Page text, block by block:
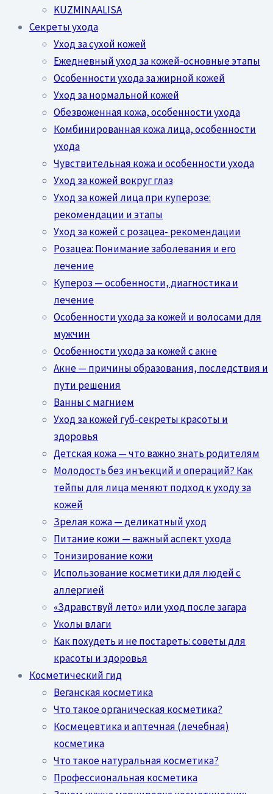
KUZMINAALISA
Секреты ухода
Уход за сухой кожей
Ежедневный уход за кожей-основные этапы
Особенности ухода за жирной кожей
Уход за нормальной кожей
Обезвоженная кожа, особенности ухода
Комбинированная кожа лица, особенности
ухода
Чувствительная кожа и особенности ухода
Уход за кожей вокруг глаз
Уход за кожей лица при куперозе:
рекомендации и этапы
Уход за кожей с розацеа- рекомендации
Розацеа: Понимание заболевания и его
лечение
Купероз — особенности, диагностика и
лечение
Особенности ухода за кожей и волосами для
мужчин
Особенности ухода за кожей с акне
Акне — причины образования, последствия и
пути решения
Ванны с магнием
Уход за кожей губ-секреты красоты и
здоровья
Детская кожа — что важно знать родителям
Молодость без инъекций и операций? Как
тейпы для лица меняют подход к уходу за
кожей
Зрелая кожа — деликатный уход
Питание кожи — важный аспект ухода
Тонизирование кожи
Использование косметики для людей с
аллергией
«Здравствуй лето» или уход после загара
Уколы влаги
Как похудеть и не постареть: советы для
красоты и здоровья
Косметический гид
Веганская косметика
Что такое органическая косметика?
Космецевтика и аптечная (лечебная)
косметика
Что такое натуральная косметика?
Профессиональная косметика